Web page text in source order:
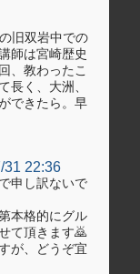
旧双岩中での
師は宮崎歴史
、教わったこ
長く、大洲、
できたら。早
31 22:36
申し訳ないで
本格的にグル
て頂きます🙇
が、どうぞ宜